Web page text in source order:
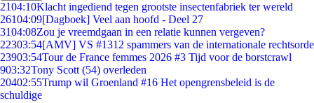
2104:10Klacht ingediend tegen grootste insectenfabriek ter wereld
26104:09[Dagboek] Veel aan hoofd - Deel 27
3104:08Zou je vreemdgaan in een relatie kunnen vergeven?
22303:54[AMV] VS #1312 spammers van de internationale rechtsorde
23903:54Tour de France femmes 2026 #3 Tijd voor de borstcrawl
903:32Tony Scott (54) overleden
20402:55Trump wil Groenland #16 Het opengrensbeleid is de
schuldige